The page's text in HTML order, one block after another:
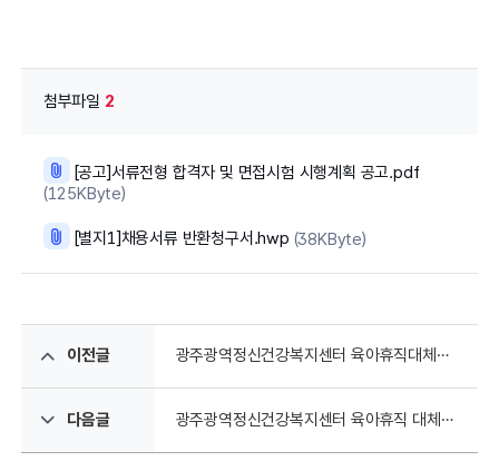
첨부파일 2
[공고]서류전형 합격자 및 면접시험 시행계획 공고.pdf
(125KByte)
[별지1]채용서류 반환청구서.hwp (38KByte)
이전글 광주광역정신건강복지센터 육아휴직대체인력 채용 공고
다음글 광주광역정신건강복지센터 육아휴직 대체인력 채용 최종 합격자 공고